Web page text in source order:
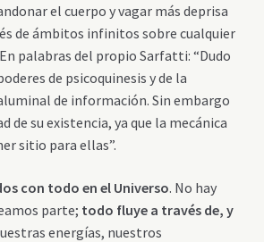
el cuerpo y vagar más deprisa
de ámbitos infinitos sobre cualquier
palabras del propio Sarfatti: “Dudo
de psicoquinesis y de la
de información. Sin embargo
de su existencia, ya que la mecánica
sitio para ellas”.
con todo en el Universo. No hay
parte; todo fluye a través de, y
energías, nuestros